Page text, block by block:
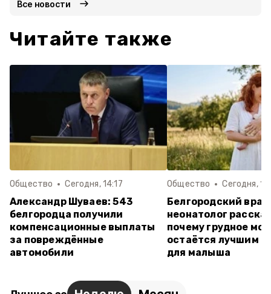
Все новости
Читайте также
Общество Сегодня, 14:17
Александр Шуваев: 543
белгородца получили
компенсационные выплаты
за повреждённые
автомобили
Общество Сегодня,
Белгородский
неонатолог
почему грудное
остаётся лучшим
для малыша